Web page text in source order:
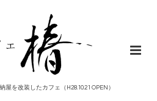
を改装したカフェ（H28.10.21 OPEN）